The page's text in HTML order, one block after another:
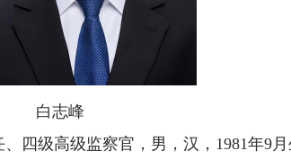
四级高级监察官，男，汉，1981年9